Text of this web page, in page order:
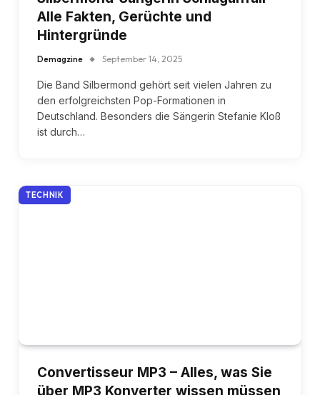
Alle Fakten, Gerüchte und
Hintergründe
Demagzine September 14, 2025
Die Band Silbermond gehört seit vielen Jahren zu
den erfolgreichsten Pop-Formationen in
Deutschland. Besonders die Sängerin Stefanie Kloß
ist durch…
TECHNIK
Convertisseur MP3 – Alles, was Sie
über MP3 Konverter wissen müssen